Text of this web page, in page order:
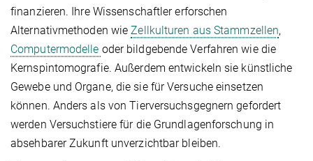
finanzieren. Ihre Wissenschaftler erforschen
Alternativmethoden wieZellkulturen aus Stammzellen,
Computermodelle oder bildgebende Verfahren wie die
Kernspintomografie. Außerdem entwickeln sie künstliche
Gewebe und Organe, die sie für Versuche einsetzen
können. Anders als von Tierversuchsgegnern gefordert
werden Versuchstiere für die Grundlagenforschung in
absehbarer Zukunft unverzichtbar bleiben.